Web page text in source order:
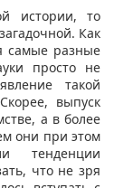
истории, то
Как
самые разные
просто не
такой
выпуск
а в более
они при этом
тенденции
что не зря